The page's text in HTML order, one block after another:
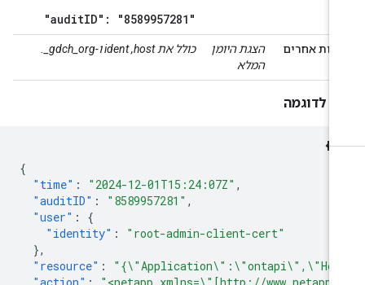
"auditID": "8589957281"
אחרים
הצגת היומן
המלא
כולל את host,‏ ident ו-‎_gdch_org.
לדוגמה
"time": "2024-12-01T15:24:07Z"
"auditID": "8589957281"
"user"
"identity": "root-admin-client-cert"
"resource":